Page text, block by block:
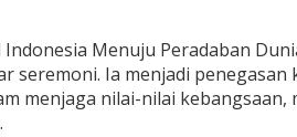
Menuju Peradaban
seremoni. Ia menjadi penegasan
menjaga nilai-nilai kebangsaan,